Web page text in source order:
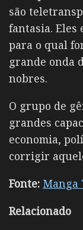
são
fantasia. Eles
para o qual
grande onda
nobres.
O grupo de
grandes
economia,
corrigir
Fonte: Manga
Relacionado